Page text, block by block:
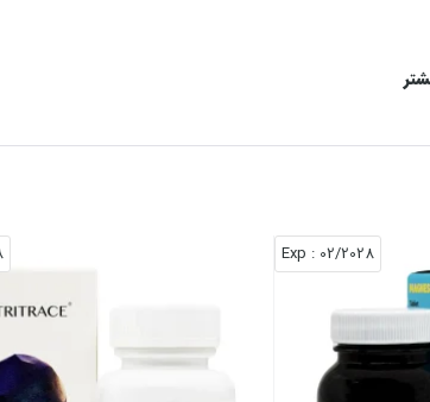
جسمی و کاهش توانایی‌ ذهنی همراه است و
مانند منیزیم اشاره کرد. کمبود این
دارد.
عصبی-عضلانی را بر عهده دارد.
02/2028
: Exp